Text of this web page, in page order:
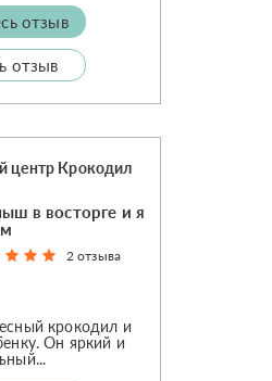
отзыв
отзыв
центр Крокодил
в восторге и я
2 отзыва
крокодил и
Он яркий и